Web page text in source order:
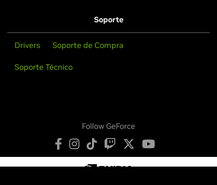
Soporte
Drivers Soporte de Compra
Soporte Técnico
Follow GeForce